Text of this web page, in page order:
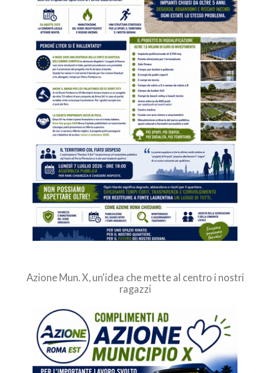
Azione Mun. X, un'idea che mette al centro i nostri
ragazzi